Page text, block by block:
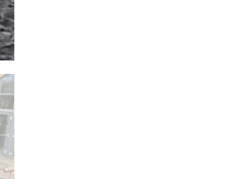
précédent